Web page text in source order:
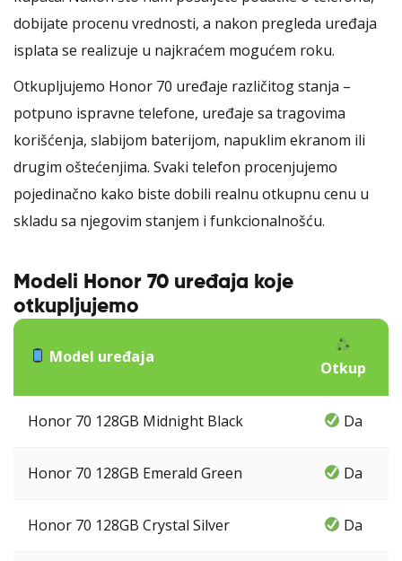
dobijate procenu vrednosti, a nakon pregleda uređaja
isplata se realizuje u najkraćem mogućem roku.
Otkupljujemo Honor 70 uređaje različitog stanja –
potpuno ispravne telefone, uređaje sa tragovima
korišćenja, slabijom baterijom, napuklim ekranom ili
drugim oštećenjima. Svaki telefon procenjujemo
pojedinačno kako biste dobili realnu otkupnu cenu u
skladu sa njegovim stanjem i funkcionalnošću.
Modeli Honor 70 uređaja koje
otkupljujemo
Model uređaja
Otkup
Honor 70 128GB Midnight Black Da
Honor 70 128GB Emerald Green Da
Honor 70 128GB Crystal Silver Da